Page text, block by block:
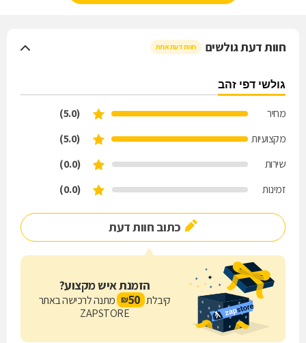
חוות דעת גולשים חוות דעת אחת
גולשי דפי זהב
מחיר
(5.0)
מקצועיות
(5.0)
שירות
(0.0)
זמינות
(0.0)
כתוב חוות דעת
הזמנת איש מקצוע?
קיבלת 50
₪ מתנה לרכישה באתר
ZAPSTORE